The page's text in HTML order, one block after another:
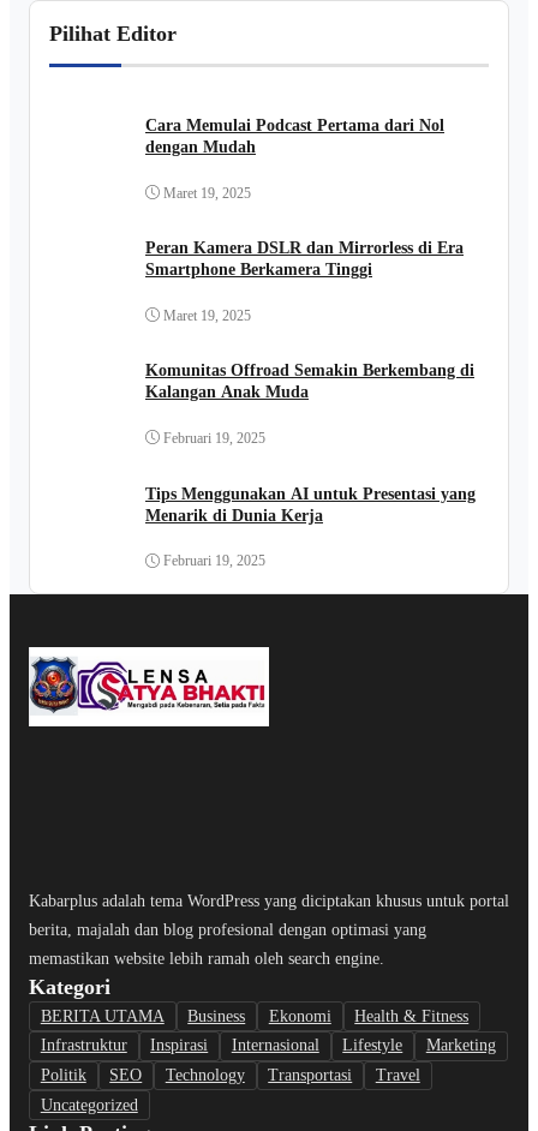
Pilihat Editor
Cara Memulai Podcast Pertama dari Nol
dengan Mudah
Maret 19, 2025
Peran Kamera DSLR dan Mirrorless di Era
Smartphone Berkamera Tinggi
Maret 19, 2025
Komunitas Offroad Semakin Berkembang di
Kalangan Anak Muda
Februari 19, 2025
Tips Menggunakan AI untuk Presentasi yang
Menarik di Dunia Kerja
Februari 19, 2025
Kabarplus adalah tema WordPress yang diciptakan khusus untuk portal
berita, majalah dan blog profesional dengan optimasi yang
memastikan website lebih ramah oleh search engine.
Kategori
BERITA UTAMA Business Ekonomi
Health & Fitness
Infrastruktur
Inspirasi Internasional Lifestyle
Marketing
Politik
SEO Technology Transportasi
Travel
Uncategorized